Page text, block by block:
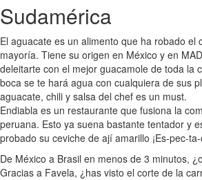
Sudamérica
El aguacate es un alimento que ha robado el
mayoría. Tiene su origen en México y en
deleitarte con el mejor guacamole de toda la
boca se te hará agua con cualquiera de sus
aguacate, chili y salsa del chef es un must.
Endiabla es un restaurante que fusiona la
peruana. Esto ya suena bastante tentador y
probado su ceviche de ají amarillo ¡Es-pec-
De México a Brasil en menos de 3 minutos,
Gracias a Favela, ¿has visto el corte de la